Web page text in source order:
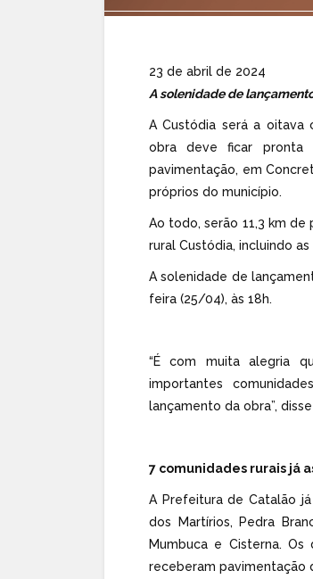
23 de abril de 2024
A solenidade de
A Custódia será a oitava
obra deve ficar pronta
pavimentação, em
próprios do município.
Ao todo, serão 11,3 km
rural Custódia, incluindo
A solenidade de
feira (25/04), às 18h.
“É com muita alegria
importantes
lançamento da obra”,
7 comunidades rurais já
A Prefeitura de Catalão
dos Martírios, Pedra
Mumbuca e Cisterna.
receberam pavimentação